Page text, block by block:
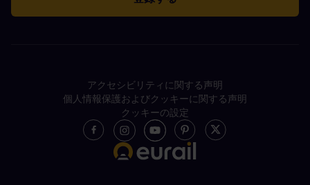
アクセシビリティに関する声明
個人情報保護およびクッキーに関する声明
クッキーの設定